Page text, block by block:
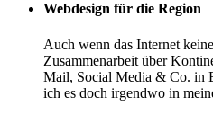
Webdesign für die Region
Auch wenn das Internet
Zusammenarbeit über
Mail, Social Media & Co. in
ich es doch irgendwo in